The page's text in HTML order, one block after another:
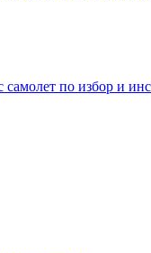
по избор и